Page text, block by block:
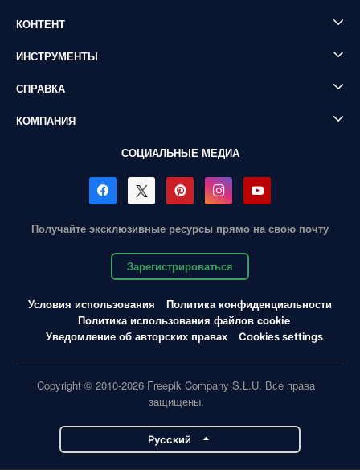
КОНТЕНТ
ИНСТРУМЕНТЫ
СПРАВКА
КОМПАНИЯ
СОЦИАЛЬНЫЕ МЕДИА
Получайте эксклюзивные ресурсы прямо на свою почту
Зарегистрироваться
Условия использования
Политика конфиденциальности
Политика использования файлов cookie
Уведомление об авторских правах
Cookies settings
Copyright © 2010-2026 Freepik Company S.L.U. Все права
защищены.
Pусский